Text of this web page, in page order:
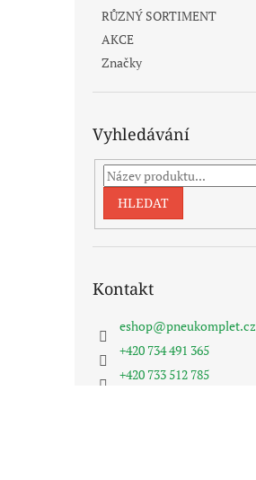
RŮZNÝ SORTIMENT
AKCE
Značky
Vyhledávání
HLEDAT
Kontakt
eshop@pneukomplet.cz
+420 734 491 365
+420 733 512 785